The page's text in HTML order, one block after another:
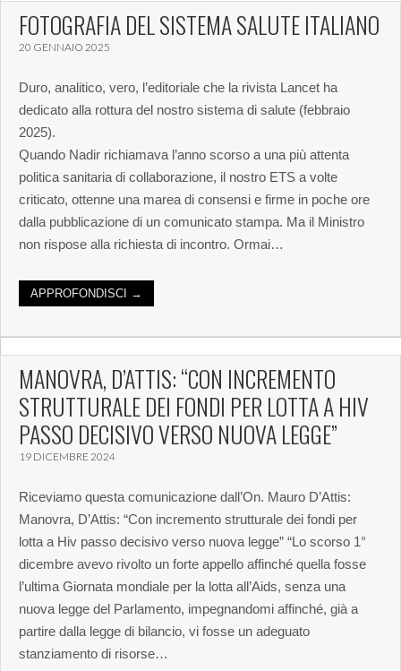
FOTOGRAFIA DEL SISTEMA SALUTE ITALIANO
20 GENNAIO 2025
Duro, analitico, vero, l’editoriale che la rivista Lancet ha
dedicato alla rottura del nostro sistema di salute (febbraio
2025).
Quando Nadir richiamava l’anno scorso a una più attenta
politica sanitaria di collaborazione, il nostro ETS a volte
criticato, ottenne una marea di consensi e firme in poche ore
dalla pubblicazione di un comunicato stampa. Ma il Ministro
non rispose alla richiesta di incontro. Ormai…
APPROFONDISCI →
MANOVRA, D’ATTIS: “CON INCREMENTO
STRUTTURALE DEI FONDI PER LOTTA A HIV
PASSO DECISIVO VERSO NUOVA LEGGE”
19 DICEMBRE 2024
Riceviamo questa comunicazione dall’On. Mauro D’Attis:
Manovra, D’Attis: “Con incremento strutturale dei fondi per
lotta a Hiv passo decisivo verso nuova legge” “Lo scorso 1°
dicembre avevo rivolto un forte appello affinché quella fosse
l’ultima Giornata mondiale per la lotta all’Aids, senza una
nuova legge del Parlamento, impegnandomi affinché, già a
partire dalla legge di bilancio, vi fosse un adeguato
stanziamento di risorse…